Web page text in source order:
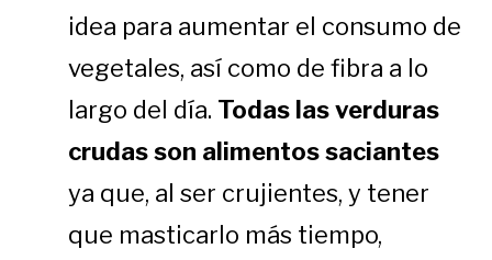
idea para aumentar el consumo de
vegetales, así como de fibra a lo
largo del día. Todas las verduras
crudas son alimentos saciantes
ya que, al ser crujientes, y tener
que masticarlo más tiempo,